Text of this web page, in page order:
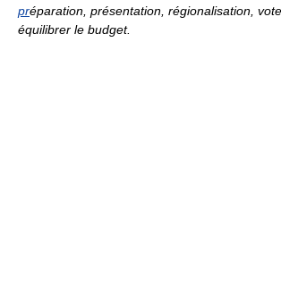
préparation, présentation, régionalisation,
équilibrer le budget.